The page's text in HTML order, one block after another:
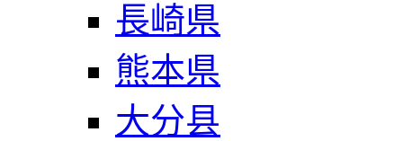
長崎県
熊本県
大分县